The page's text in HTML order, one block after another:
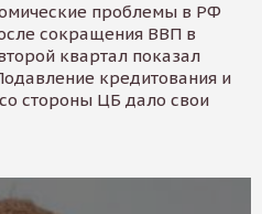
проблемы в РФ
сокращения ВВП в
квартал показал
кредитования и
стороны ЦБ дало свои